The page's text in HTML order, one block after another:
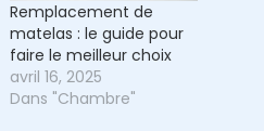
Remplacement de
matelas : le guide pour
faire le meilleur choix
avril 16, 2025
Dans "Chambre"